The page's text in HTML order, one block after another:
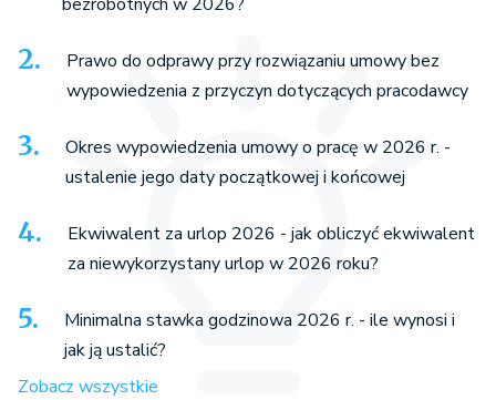
Prawo do odprawy przy rozwiązaniu umowy bez
wypowiedzenia z przyczyn dotyczących pracodawcy
Okres wypowiedzenia umowy o pracę w 2026 r. -
ustalenie jego daty początkowej i końcowej
Ekwiwalent za urlop 2026 - jak obliczyć ekwiwalent
za niewykorzystany urlop w 2026 roku?
Minimalna stawka godzinowa 2026 r. - ile wynosi i
jak ją ustalić?
Zobacz wszystkie